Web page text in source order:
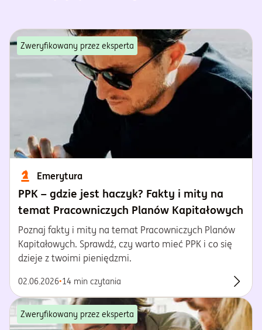
Zweryfikowany przez eksperta
Emerytura
PPK – gdzie jest haczyk? Fakty i mity na
temat Pracowniczych Planów Kapitałowych
Poznaj fakty i mity na temat Pracowniczych Planów
Kapitałowych. Sprawdź, czy warto mieć PPK i co się
dzieje z twoimi pieniędzmi.
02.06.2026•14 min czytania
Zweryfikowany przez eksperta